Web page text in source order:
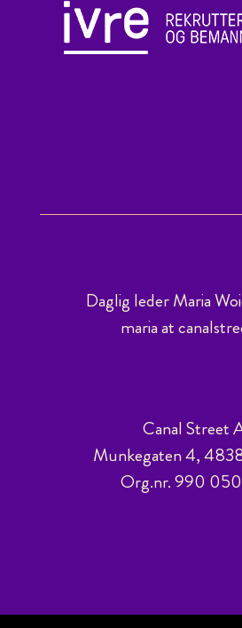
Daglig leder Maria
maria at
Canal Street
Munkegaten 4,
Org.nr. 990